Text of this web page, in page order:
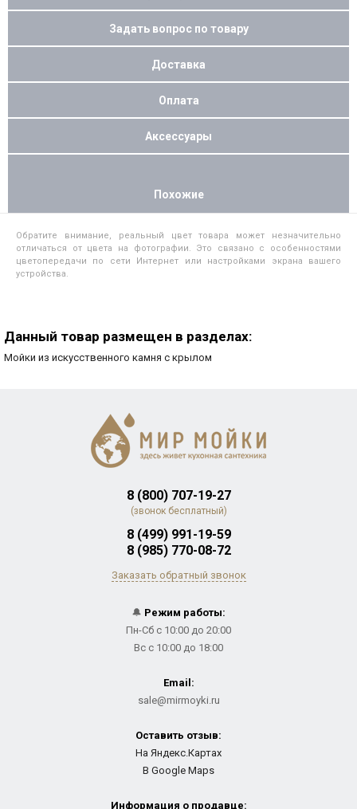
Задать вопрос по товару
Доставка
Оплата
Аксессуары
Похожие
Обратите внимание, реальный цвет товара может незначительно
отличаться от цвета на фотографии. Это связано с особенностями
цветопередачи по сети Интернет или настройками экрана вашего
устройства.
Данный товар размещен в разделах:
Мойки из искусственного камня с крылом
8 (800) 707-19-27
(звонок бесплатный)
8 (499) 991-19-59
8 (985) 770-08-72
Заказать обратный звонок
🔔 Режим работы:
Пн-Сб с 10:00 до 20:00
Вс с 10:00 до 18:00
Email:
sale@mirmoyki.ru
Оставить отзыв:
На Яндекс.Картах
В Google Maps
Информация о продавце: